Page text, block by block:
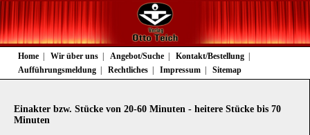
Navigation
überspringen
Home Wir über uns Angebot/Suche
Kontakt/Bestellung
Aufführungsmeldung
Rechtliches Impressum Sitemap
Einakter bzw. Stücke von 20-60 Minuten - heitere Stücke bis 70
Minuten